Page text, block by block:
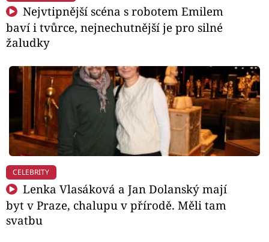
Nejvtipnější scéna s robotem Emilem
baví i tvůrce, nejnechutnější je pro silné
žaludky
CELEBRITY
Lenka Vlasáková a Jan Dolanský mají
byt v Praze, chalupu v přírodě. Měli tam
svatbu